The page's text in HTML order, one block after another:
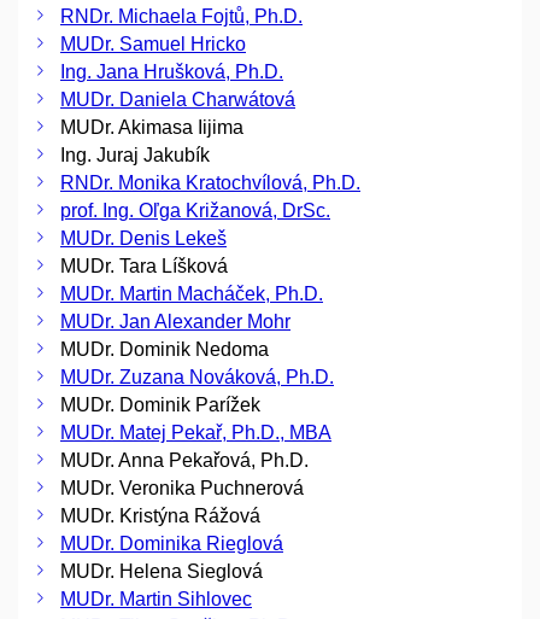
RNDr. Michaela Fojtů, Ph.D.
MUDr. Samuel Hricko
Ing. Jana Hrušková, Ph.D.
MUDr. Daniela Charwátová
MUDr. Akimasa Iijima
Ing. Juraj Jakubík
RNDr. Monika Kratochvílová, Ph.D.
prof. Ing. Oľga Križanová, DrSc.
MUDr. Denis Lekeš
MUDr. Tara Líšková
MUDr. Martin Macháček, Ph.D.
MUDr. Jan Alexander Mohr
MUDr. Dominik Nedoma
MUDr. Zuzana Nováková, Ph.D.
MUDr. Dominik Parížek
MUDr. Matej Pekař, Ph.D., MBA
MUDr. Anna Pekařová, Ph.D.
MUDr. Veronika Puchnerová
MUDr. Kristýna Rážová
MUDr. Dominika Rieglová
MUDr. Helena Sieglová
MUDr. Martin Sihlovec